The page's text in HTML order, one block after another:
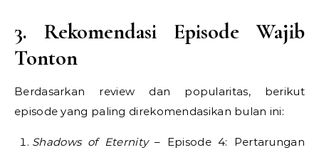
3. Rekomendasi Episode Wajib
Tonton
Berdasarkan review dan popularitas, berikut
episode yang paling direkomendasikan bulan ini:
Shadows of Eternity– Episode 4: Pertarungan